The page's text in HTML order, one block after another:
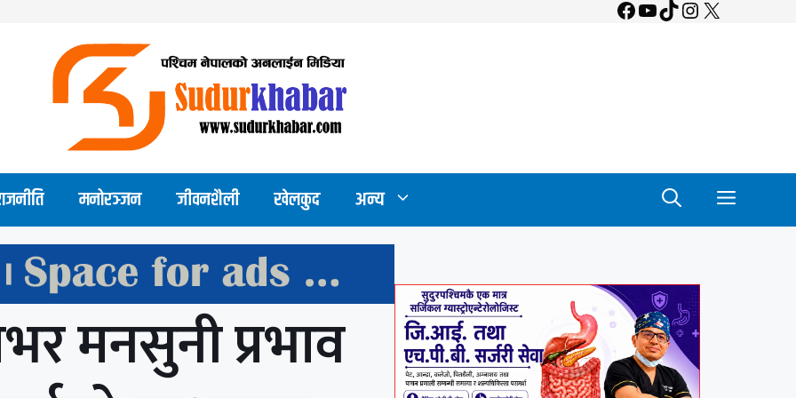
Facebook
YouTube
TikTok
Instagram
X
मनोरञ्जन जीवनशैली खेलकुद अन्य
मनसुनी प्रभाव